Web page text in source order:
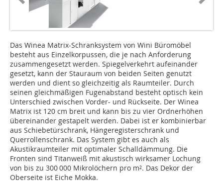
Das Winea Matrix-Schranksystem von Wini Büromöbel
besteht aus Einzelkorpussen, die je nach Anforderung
zusammengesetzt werden. Spiegelverkehrt aufeinander
gesetzt, kann der Stauraum von beiden Seiten genutzt
werden und dient so gleichzeitig als Raumteiler. Durch
seinen gleichmäßigen Fugenabstand besteht optisch kein
Unterschied zwischen Vorder- und Rückseite. Der Winea
Matrix ist 120 cm breit und kann bis zu vier Ordnerhöhen
übereinander gestapelt werden. Dabei ist er kombinierbar
aus Schiebetürschrank, Hängeregisterschrank und
Querrollenschrank. Das System gibt es auch als
Akustikraumteiler mit optimaler Schalldämmung. Die
Fronten sind Titanweiß mit akustisch wirksamer Lochung
von bis zu 300 000 Mikrolöchern pro m². Das Dekor der
Oberseite ist Eiche Mokka.